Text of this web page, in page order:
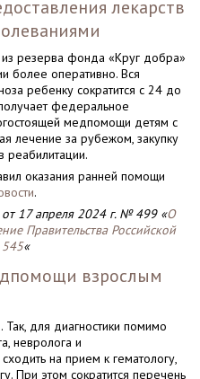
лекарств
резерва фонда «Круг добра»
более оперативно. Вся
ребенку сократится с 24 до
федеральное
медпомощи детям с
лечение за рубежом, закупку
реабилитации.
оказания ранней помощи
.
17 апреля 2024 г. № 499 «О
Правительства Российской
«
взрослым
Так, для диагностики помимо
невролога и
на прием к гематологу,
При этом сократится перечень